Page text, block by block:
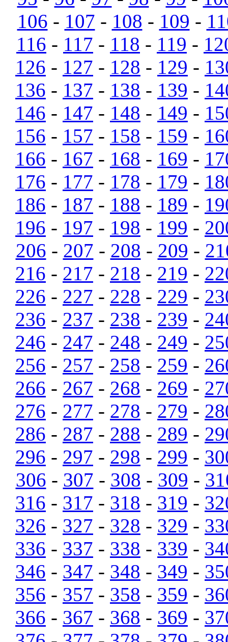
106 - 107 - 108 - 109 -
116 - 117 - 118 - 119 -
126 - 127 - 128 - 129 -
136 - 137 - 138 - 139 -
146 - 147 - 148 - 149 -
156 - 157 - 158 - 159 -
166 - 167 - 168 - 169 -
176 - 177 - 178 - 179 -
186 - 187 - 188 - 189 -
196 - 197 - 198 - 199 -
206 - 207 - 208 - 209 -
216 - 217 - 218 - 219 -
226 - 227 - 228 - 229 -
236 - 237 - 238 - 239 -
246 - 247 - 248 - 249 -
256 - 257 - 258 - 259 -
266 - 267 - 268 - 269 -
276 - 277 - 278 - 279 -
286 - 287 - 288 - 289 -
296 - 297 - 298 - 299 -
306 - 307 - 308 - 309 -
316 - 317 - 318 - 319 -
326 - 327 - 328 - 329 -
336 - 337 - 338 - 339 -
346 - 347 - 348 - 349 -
356 - 357 - 358 - 359 -
366 - 367 - 368 - 369 -